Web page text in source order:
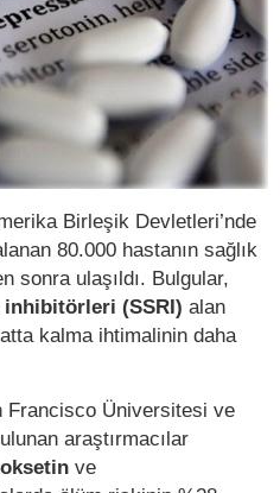
Birleşik Devletleri’nde
80.000 hastanın sağlık
sonra ulaşıldı. Bulgular,
(SSRI) alan
kalma ihtimalinin daha
Francisco Üniversitesi ve
araştırmacılar
ve